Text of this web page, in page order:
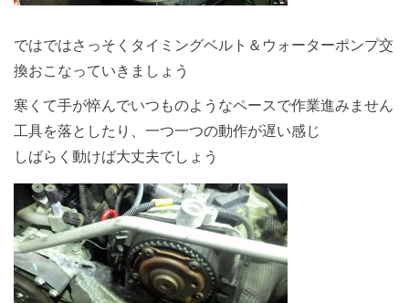
ではではさっそくタイミングベルト＆ウォーターポンプ交
換おこなっていきましょう
寒くて手が悴んでいつものようなペースで作業進みません
工具を落としたり、一つ一つの動作が遅い感じ
しばらく動けば大丈夫でしょう